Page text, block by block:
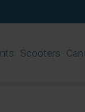
Scooters